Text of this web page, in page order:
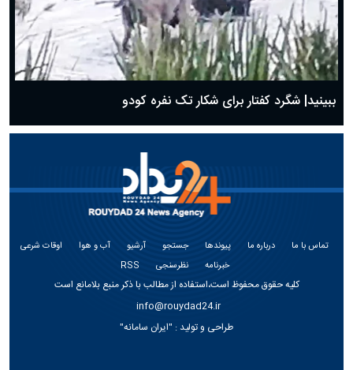
ببینید| شگرد کفتار برای شکار تک نفره کودو
تماس با ما درباره ما پیوندها جستجو آرشیو آب و هوا
اوقات شرعی
خبرنامه
نظرسنجی RSS
کلیه حقوق محفوظ است،استفاده از مطالب با ذکر منبع بلامانع است
info@rouydad24.ir
طراحی و تولید : "ایران سامانه"